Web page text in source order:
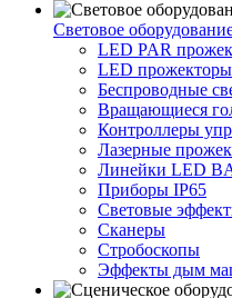
Световое
LED PAR
LED прожекторы
Беспроводные
Вращающиеся
Контроллеры
Лазерные
Линейки LED
Приборы IP65
Световые
Сканеры
Стробоскопы
Эффекты дым